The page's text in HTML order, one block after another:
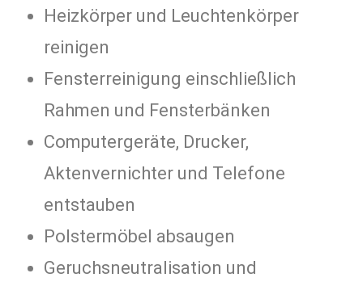
Heizkörper und Leuchtenkörper
reinigen
Fensterreinigung einschließlich
Rahmen und Fensterbänken
Computergeräte, Drucker,
Aktenvernichter und Telefone
entstauben
Polstermöbel absaugen
Geruchsneutralisation und